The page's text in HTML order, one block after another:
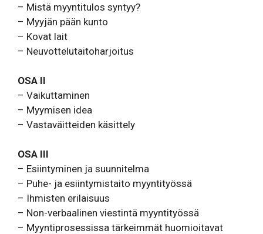
– Mistä myyntitulos syntyy?
– Myyjän pään kunto
– Kovat lait
– Neuvottelutaitoharjoitus
OSA II
– Vaikuttaminen
– Myymisen idea
– Vastaväitteiden käsittely
OSA III
– Esiintyminen ja suunnitelma
– Puhe- ja esiintymistaito myyntityössä
– Ihmisten erilaisuus
– Non-verbaalinen viestintä myyntityössä
– Myyntiprosessissa tärkeimmät huomioitavat